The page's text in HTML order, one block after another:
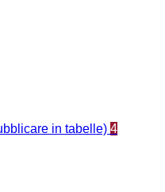
in tabelle) 4